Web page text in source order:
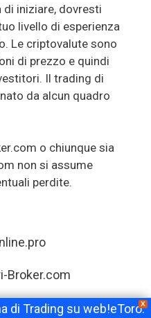
di iniziare, dovresti
livello di esperienza
Le criptovalute sono
di prezzo e quindi
Il trading di
da alcun quadro
o chiunque sia
non si assume
perdite.
Broker.com
X
di Trading su web!eToro: